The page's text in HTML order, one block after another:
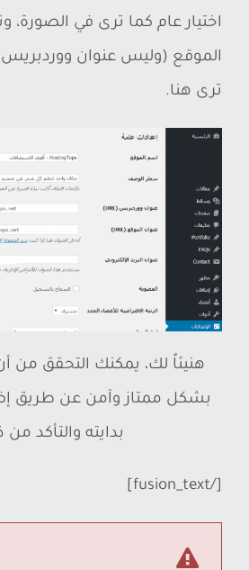
اختيار عام كما ترى في الصورة،
ترى هنا.
هنيئاً لك، يمكنك التحقق
بدايته والتأكد
[/fusion_text]